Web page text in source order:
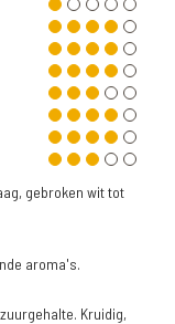
gebroken wit tot
aroma's.
Kruidig,